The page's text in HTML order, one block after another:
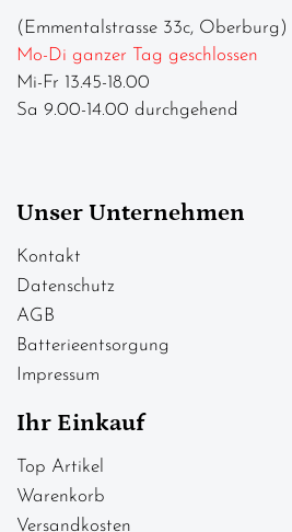
(Emmentalstrasse 33c, Oberburg)
Mo-Di ganzer Tag geschlossen
Mi-Fr 13.45-18.00
Sa 9.00-14.00 durchgehend
Unser Unternehmen
Kontakt
Datenschutz
AGB
Batterieentsorgung
Impressum
Ihr Einkauf
Top Artikel
Warenkorb
Versandkosten